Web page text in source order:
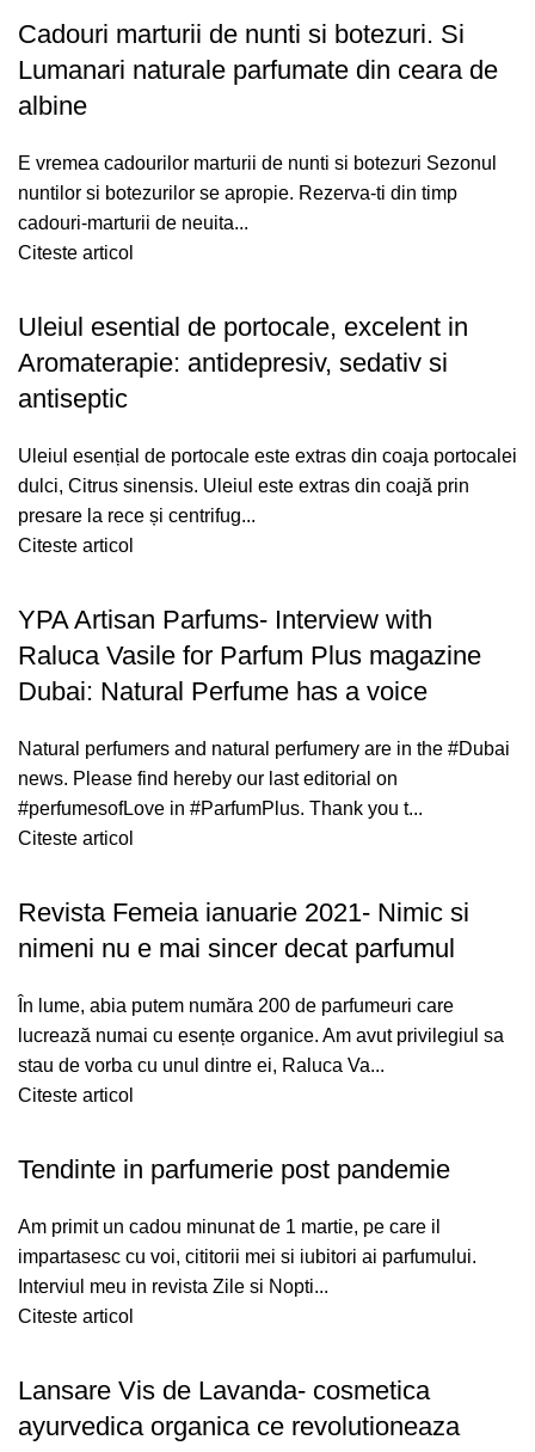
Cadouri marturii de nunti si botezuri. Si
Lumanari naturale parfumate din ceara de
albine
E vremea cadourilor marturii de nunti si botezuri Sezonul
nuntilor si botezurilor se apropie. Rezerva-ti din timp
cadouri-marturii de neuita...
Citeste articol
Uleiul esential de portocale, excelent in
Aromaterapie: antidepresiv, sedativ si
antiseptic
Uleiul esențial de portocale este extras din coaja portocalei
dulci, Citrus sinensis. Uleiul este extras din coajă prin
presare la rece și centrifug...
Citeste articol
YPA Artisan Parfums- Interview with
Raluca Vasile for Parfum Plus magazine
Dubai: Natural Perfume has a voice
Natural perfumers and natural perfumery are in the #Dubai
news. Please find hereby our last editorial on
#perfumesofLove in #ParfumPlus. Thank you t...
Citeste articol
Revista Femeia ianuarie 2021- Nimic si
nimeni nu e mai sincer decat parfumul
În lume, abia putem număra 200 de parfumeuri care
lucrează numai cu esențe organice. Am avut privilegiul sa
stau de vorba cu unul dintre ei, Raluca Va...
Citeste articol
Tendinte in parfumerie post pandemie
Am primit un cadou minunat de 1 martie, pe care il
impartasesc cu voi, cititorii mei si iubitori ai parfumului.
Interviul meu in revista Zile si Nopti...
Citeste articol
Lansare Vis de Lavanda- cosmetica
ayurvedica organica ce revolutioneaza